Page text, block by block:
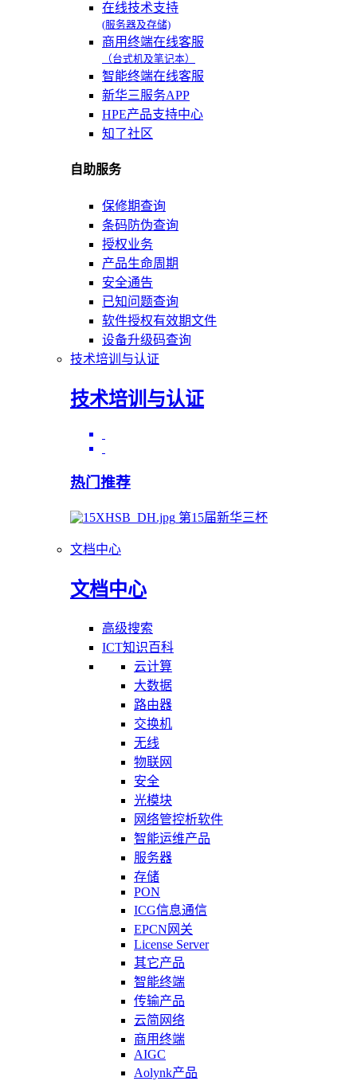
在线技术支持
(服务器及存储)
商用终端在线客服
（台式机及笔记本）
智能终端在线客服
新华三服务APP
HPE产品支持中心
知了社区
自助服务
保修期查询
条码防伪查询
授权业务
产品生命周期
安全通告
已知问题查询
软件授权有效期文件
设备升级码查询
技术培训与认证
技术培训与认证
热门推荐
第15届新华三杯
文档中心
文档中心
高级搜索
ICT知识百科
云计算
大数据
路由器
交换机
无线
物联网
安全
光模块
网络管控析软件
智能运维产品
服务器
存储
PON
ICG信息通信
EPCN网关
License Server
其它产品
智能终端
传输产品
云简网络
商用终端
AIGC
Aolynk产品